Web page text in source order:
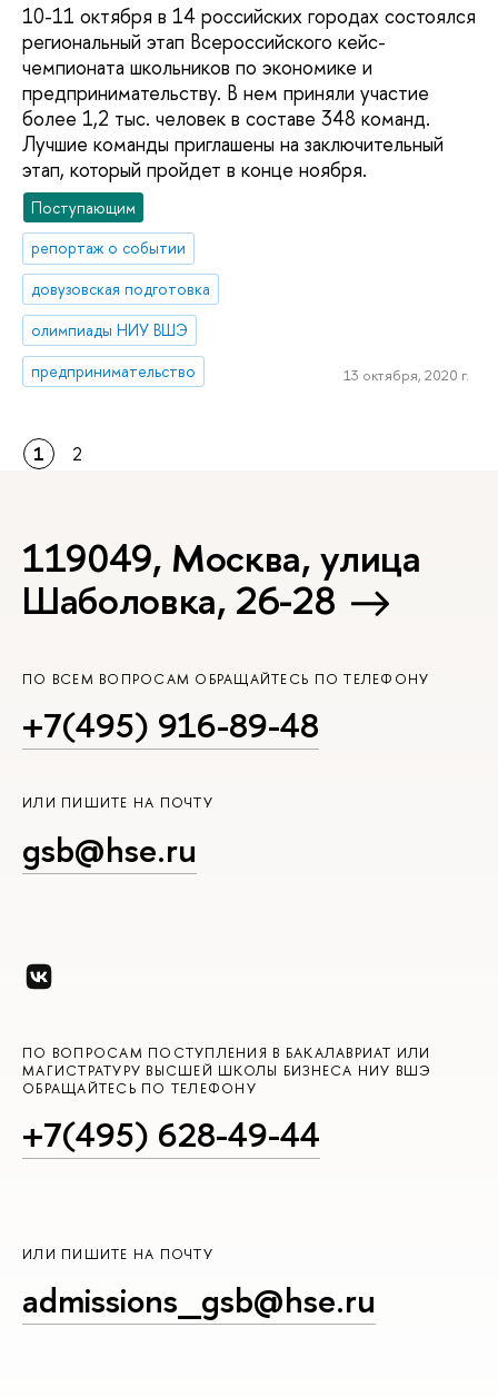
10-11 октября в 14 российских городах состоялся
региональный этап Всероссийского кейс-
чемпионата школьников по экономике и
предпринимательству. В нем приняли участие
более 1,2 тыс. человек в составе 348 команд.
Лучшие команды приглашены на заключительный
этап, который пройдет в конце ноября.
Поступающим
репортаж о событии
довузовская подготовка
олимпиады НИУ ВШЭ
предпринимательство
13 октября, 2020 г.
1 2
119049, Москва, улица
Шаболовка, 26-28
ПО ВСЕМ ВОПРОСАМ ОБРАЩАЙТЕСЬ ПО ТЕЛЕФОНУ
+7(495) 916-89-48
ИЛИ ПИШИТЕ НА ПОЧТУ
gsb@hse.ru
ПО ВОПРОСАМ ПОСТУПЛЕНИЯ В БАКАЛАВРИАТ ИЛИ
МАГИСТРАТУРУ ВЫСШЕЙ ШКОЛЫ БИЗНЕСА НИУ ВШЭ
ОБРАЩАЙТЕСЬ ПО ТЕЛЕФОНУ
+7(495) 628-49-44
ИЛИ ПИШИТЕ НА ПОЧТУ
admissions_gsb@hse.ru